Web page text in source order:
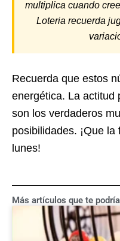
multiplica cuando
Loteria recuerda
Recuerda que estos
energética. La actitud
son los verdaderos
posibilidades. ¡Que
lunes!
Más artículos que te